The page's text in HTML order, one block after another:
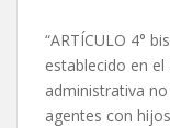
“ARTÍCULO 4°
establecido en
administrativa
agentes con